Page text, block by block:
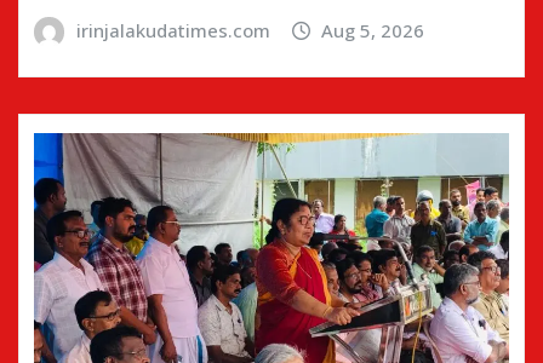
irinjalakudatimes.com Aug 5, 2026